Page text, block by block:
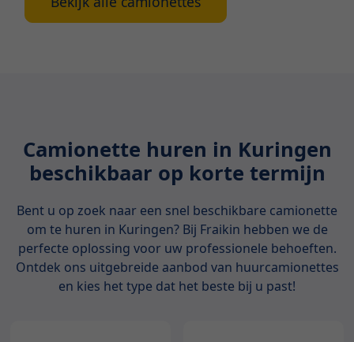
Camionette huren in Kuringen
beschikbaar op korte termijn
Bent u op zoek naar een snel beschikbare camionette
om te huren in Kuringen? Bij Fraikin hebben we de
perfecte oplossing voor uw professionele behoeften.
Ontdek ons uitgebreide aanbod van huurcamionettes
en kies het type dat het beste bij u past!